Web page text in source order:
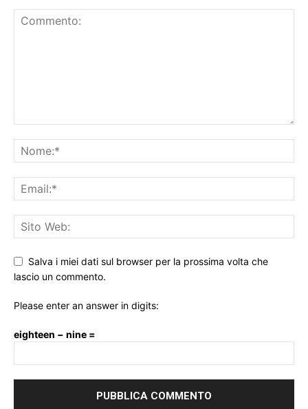
Salva i miei dati sul browser per la prossima volta che
lascio un commento.
Please enter an answer in digits:
eighteen − nine =